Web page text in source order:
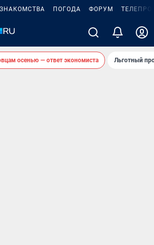
ЗНАКОМСТВА ПОГОДА ФОРУМ
осенью — ответ экономиста Льготный